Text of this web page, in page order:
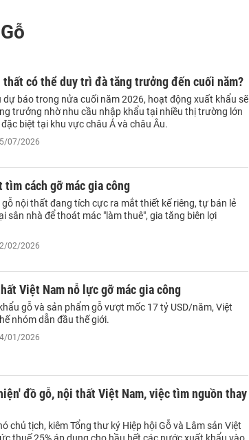
Gỗ
thất có thể duy trì đà tăng trưởng đến cuối năm?
dự báo trong nửa cuối năm 2026, hoạt động xuất khẩu sẽ
trưởng nhờ nhu cầu nhập khẩu tại nhiều thị trường lớn
biệt tại khu vực châu Á và châu Âu.
07/2026
tìm cách gỡ mác gia công
nội thất đang tích cực ra mắt thiết kế riêng, tự bán lẻ
sân nhà để thoát mác "làm thuê", gia tăng biên lợi
02/2026
Việt Nam nỗ lực gỡ mác gia công
gỗ và sản phẩm gỗ vượt mốc 17 tỷ USD/năm, Việt
nhóm dẫn đầu thế giới.
01/2026
đồ gỗ, nội thất Việt Nam, việc tìm nguồn thay
chủ tịch, kiêm Tổng thư ký Hiệp hội Gỗ và Lâm sản Việt